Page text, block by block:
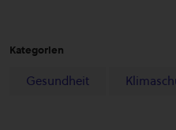
Kategorien
Gesundheit